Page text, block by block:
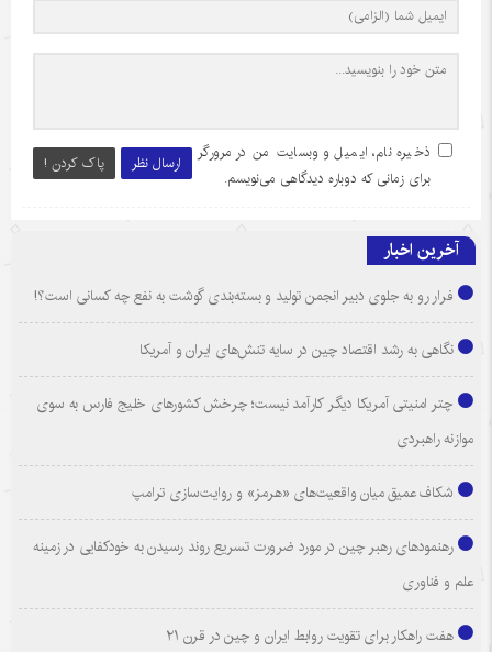
ارسال نظر پاک کردن !
ذخیره نام، ایمیل و وبسایت من در مرورگر
برای زمانی که دوباره دیدگاهی می‌نویسم.
آخرین اخبار
فرار رو به جلوی دبیر انجمن تولید و بسته‌بندی گوشت به نفع چه کسانی است؟!
نگاهی به رشد اقتصاد چین در سایه تنش‌های ایران و آمریکا
چتر امنیتی آمریکا دیگر کارآمد نیست؛ چرخش کشورهای خلیج فارس به سوی
موازنه راهبردی
شکاف عمیق میان واقعیت‌های «هرمز» و روایت‌سازی ترامپ
رهنمودهای رهبر چین در مورد ضرورت تسریع روند رسیدن به خودکفایی در زمینه
علم و فناوری
هفت راهکار برای تقویت روابط ایران و چین در قرن ۲۱